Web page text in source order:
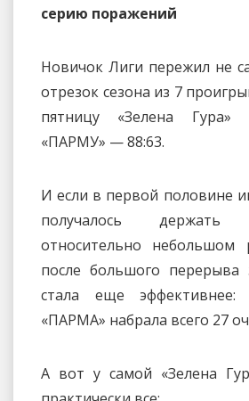
серию поражений
Новичок Лиги пережил не
отрезок сезона из 7
пятницу «Зелена Гура»
«ПАРМУ» — 88:63.
И если в первой половине
получалось
относительно небольшом
после большого перерыва
стала еще
«ПАРМА» набрала всего 27
А вот у самой «Зелена